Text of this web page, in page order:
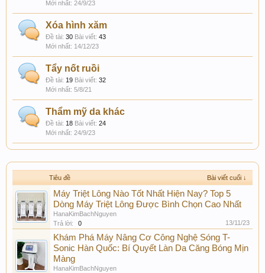
24/9/23
Xóa hình xăm
Đề tài: 30 Bài viết: 43
14/12/23
Tẩy nốt ruồi
Đề tài: 19 Bài viết: 32
5/8/21
Thẩm mỹ da khác
Đề tài: 18 Bài viết: 24
24/9/23
Tiêu đề Bài viết cuối ↓
Máy Triệt Lông Nào Tốt Nhất Hiện Nay? Top 5
Dòng Máy Triệt Lông Được Bình Chọn Cao Nhất
HanaKimBachNguyen
Trả lời:
0 13/11/23
Khám Phá Máy Nâng Cơ Công Nghệ Sóng T-
Sonic Hàn Quốc: Bí Quyết Làn Da Căng Bóng Mịn
Màng
HanaKimBachNguyen